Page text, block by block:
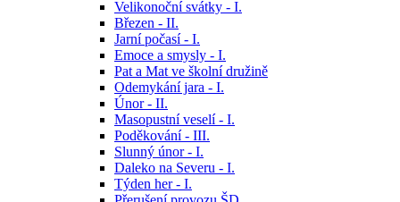
Velikonoční svátky - I.
Březen - II.
Jarní počasí - I.
Emoce a smysly - I.
Pat a Mat ve školní družině
Odemykání jara - I.
Únor - II.
Masopustní veselí - I.
Poděkování - III.
Slunný únor - I.
Daleko na Severu - I.
Týden her - I.